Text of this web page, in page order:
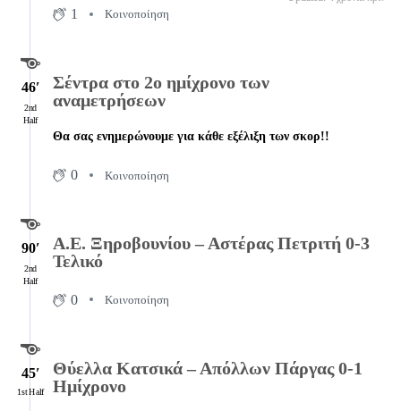
1 Κοινοποίηση
46′
2nd
Half
Σέντρα στο 2ο ημίχρονο των
αναμετρήσεων
Θα σας ενημερώνουμε για κάθε εξέλιξη των σκορ!!
0 Κοινοποίηση
90′
2nd
Half
Α.Ε. Ξηροβουνίου – Αστέρας Πετριτή 0-3
Τελικό
0 Κοινοποίηση
45′
1st Half
Θύελλα Κατσικά – Απόλλων Πάργας 0-1
Ημίχρονο